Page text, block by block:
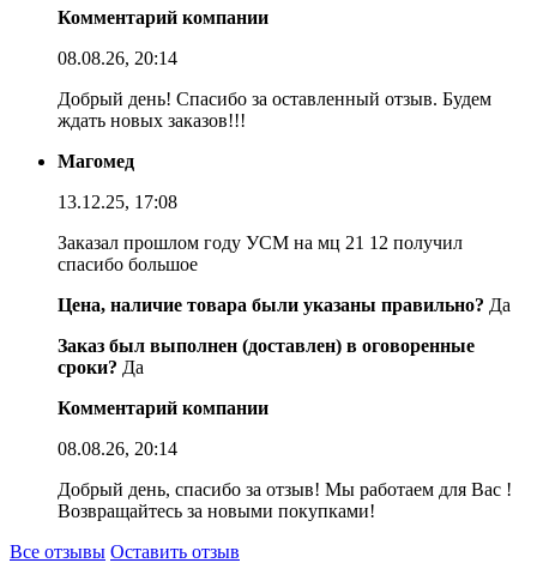
Комментарий компании
08.08.26, 20:14
Добрый день! Спасибо за оставленный отзыв. Будем
ждать новых заказов!!!
Магомед
13.12.25, 17:08
Заказал прошлом году УСМ на мц 21 12 получил
спасибо большое
Цена, наличие товара были указаны правильно? Да
Заказ был выполнен (доставлен) в оговоренные
сроки? Да
Комментарий компании
08.08.26, 20:14
Добрый день, спасибо за отзыв! Мы работаем для Вас !
Возвращайтесь за новыми покупками!
Все отзывы Оставить отзыв